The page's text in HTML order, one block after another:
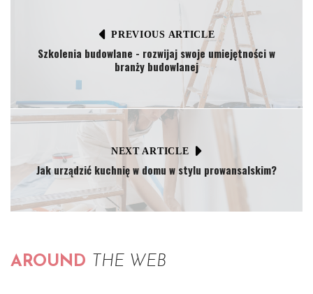
PREVIOUS ARTICLE
Szkolenia budowlane - rozwijaj swoje umiejętności w
branży budowlanej
NEXT ARTICLE
Jak urządzić kuchnię w domu w stylu prowansalskim?
AROUND THE WEB